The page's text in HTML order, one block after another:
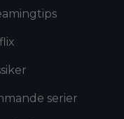
serier